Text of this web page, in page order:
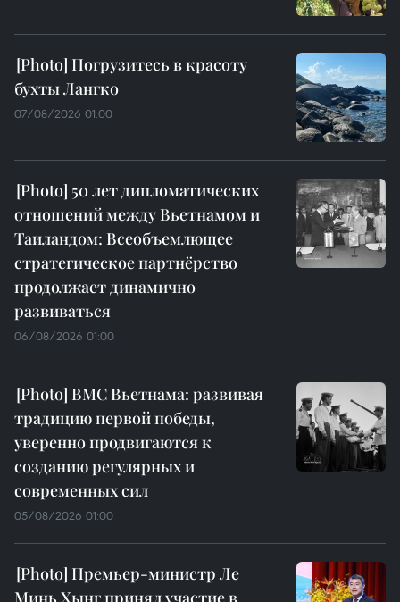
Погрузитесь в красоту
бухты Лангко
07/08/2026 01:00
50 лет дипломатических
отношений между Вьетнамом и
Таиландом: Всеобъемлющее
стратегическое партнёрство
продолжает динамично
развиваться
06/08/2026 01:00
ВМС Вьетнама: развивая
традицию первой победы,
уверенно продвигаются к
созданию регулярных и
современных сил
05/08/2026 01:00
Премьер-министр Ле
Минь Хынг принял участие в